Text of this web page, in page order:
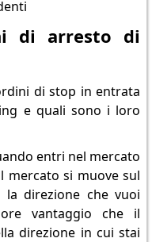
di arresto di
di stop in entrata
e quali sono i loro
entri nel mercato
mercato si muove sul
direzione che vuoi
vantaggio che il
direzione in cui stai